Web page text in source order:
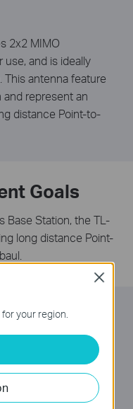
2x2 MIMO
and is ideally
This antenna feature
represent an
distance Point-to-
Goals
Base Station, the TL-
long distance Point-
in mounting
Pharos Base
required for
your region.
Close